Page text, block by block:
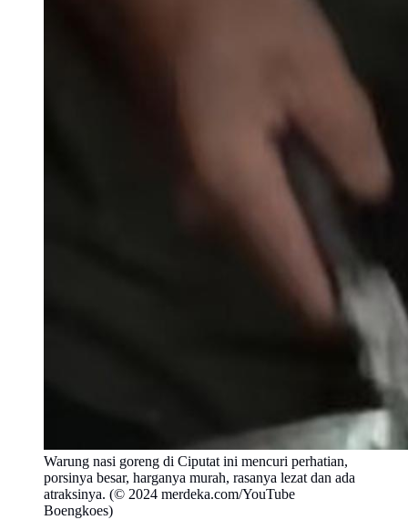
Warung nasi goreng di Ciputat ini mencuri perhatian,
porsinya besar, harganya murah, rasanya lezat dan ada
atraksinya. (© 2024 merdeka.com/YouTube
Boengkoes)